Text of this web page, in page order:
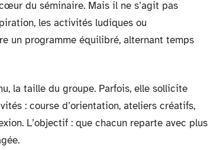
du séminaire. Mais il ne s’agit pas
les activités ludiques ou
un programme équilibré, alternant temps
la taille du groupe. Parfois, elle sollicite
: course d’orientation, ateliers créatifs,
L’objectif : que chacun reparte avec plus